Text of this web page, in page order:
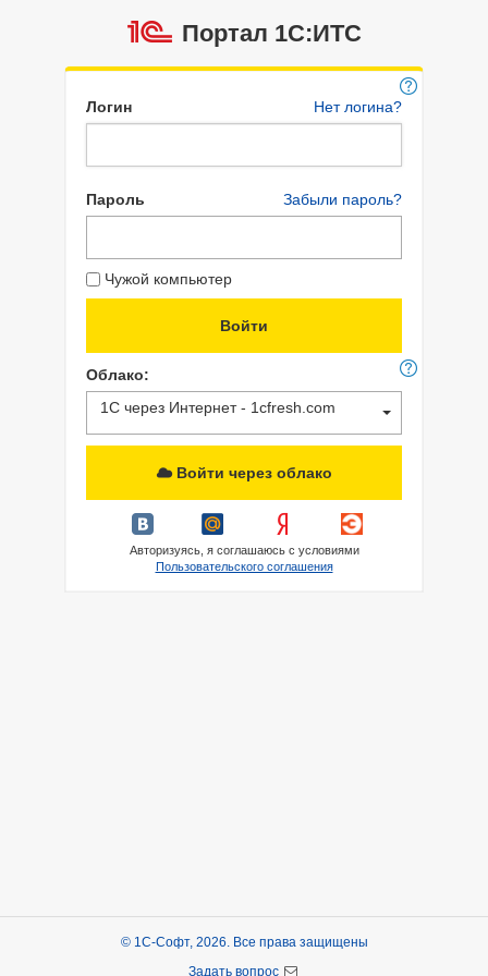
Портал 1C:ИТС
Логин Нет логина?
Пароль Забыли пароль?
Чужой компьютер
Облако:
1С через Интернет - 1cfresh.com
Войти через облако
Авторизуясь, я соглашаюсь с условиями
Пользовательского соглашения
© 1С-Софт, 2026. Все права защищены
Задать вопрос